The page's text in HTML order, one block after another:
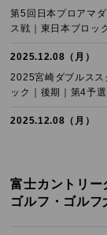
第5回日本プロアマ
ス戦｜東日本ブロッ
2025.12.08（月）
2025宮崎ダブルスス
ック｜後期｜第4予選
2025.12.08（月）
2025.12.08（月）
2025宮崎ダブルスス
富士カントリー
ゴルフ・ゴルフ